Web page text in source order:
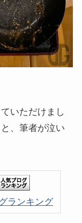
いただけまし
、筆者が泣い
ランキング